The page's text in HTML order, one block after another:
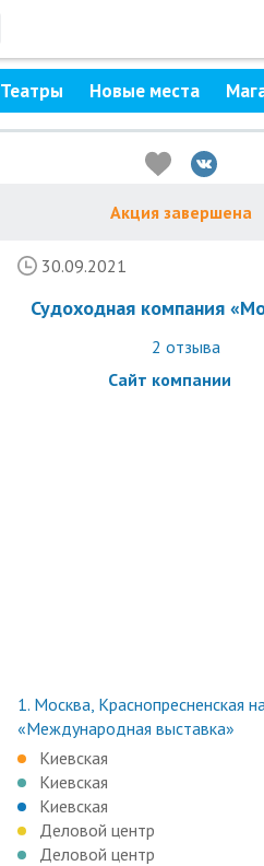
Театры Новые места
Акция завершена
30.09.2021
Судоходная компания
2 отзыва
Сайт компании
1. Москва, Краснопресненская
«Международная выставка»
Киевская
Киевская
Киевская
Деловой центр
Деловой центр